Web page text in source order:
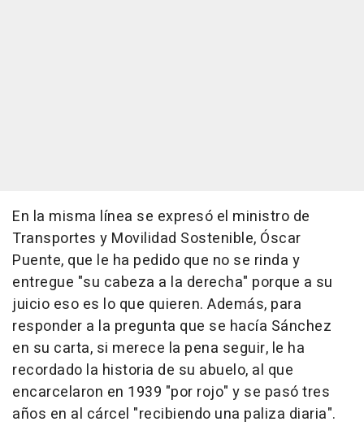
En la misma línea se expresó el ministro de
Transportes y Movilidad Sostenible, Óscar
Puente, que le ha pedido que no se rinda y
entregue "su cabeza a la derecha" porque a su
juicio eso es lo que quieren. Además, para
responder a la pregunta que se hacía Sánchez
en su carta, si merece la pena seguir, le ha
recordado la historia de su abuelo, al que
encarcelaron en 1939 "por rojo" y se pasó tres
años en al cárcel "recibiendo una paliza diaria".